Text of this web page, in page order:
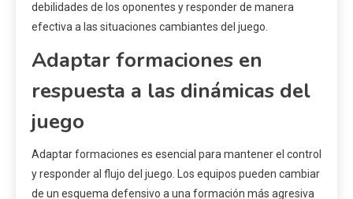
debilidades de los oponentes y responder de manera
efectiva a las situaciones cambiantes del juego.
Adaptar formaciones en
respuesta a las dinámicas del
juego
Adaptar formaciones es esencial para mantener el control
y responder al flujo del juego. Los equipos pueden cambiar
de un esquema defensivo a una formación más agresiva